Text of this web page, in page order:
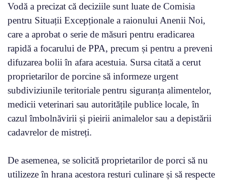
Vodă a precizat că deciziile sunt luate de Comisia
pentru Situații Excepționale a raionului Anenii Noi,
care a aprobat o serie de măsuri pentru eradicarea
rapidă a focarului de PPA, precum și pentru a preveni
difuzarea bolii în afara acestuia. Sursa citată a cerut
proprietarilor de porcine să informeze urgent
subdiviziunile teritoriale pentru siguranța alimentelor,
medicii veterinari sau autoritățile publice locale, în
cazul îmbolnăvirii și pieirii animalelor sau a depistării
cadavrelor de mistreți.
De asemenea, se solicită proprietarilor de porci să nu
utilizeze în hrana acestora resturi culinare și să respecte